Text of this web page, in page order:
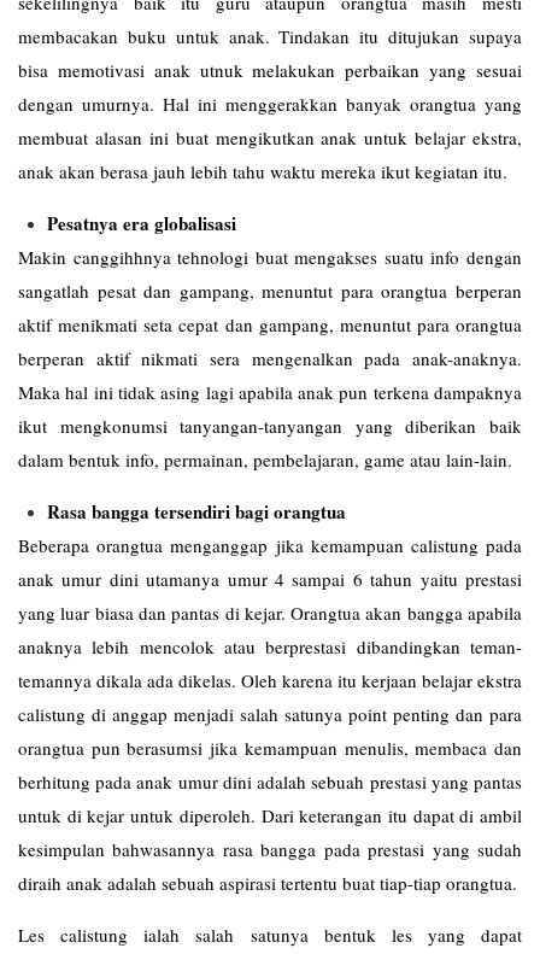
membacakan buku untuk anak. Tindakan itu ditujukan supaya
bisa memotivasi anak utnuk melakukan perbaikan yang sesuai
dengan umurnya. Hal ini menggerakkan banyak orangtua yang
membuat alasan ini buat mengikutkan anak untuk belajar ekstra,
anak akan berasa jauh lebih tahu waktu mereka ikut kegiatan itu.
Pesatnya era globalisasi
Makin canggihhnya tehnologi buat mengakses suatu info dengan
sangatlah pesat dan gampang, menuntut para orangtua berperan
aktif menikmati seta cepat dan gampang, menuntut para orangtua
berperan aktif nikmati sera mengenalkan pada anak-anaknya.
Maka hal ini tidak asing lagi apabila anak pun terkena dampaknya
ikut mengkonumsi tanyangan-tanyangan yang diberikan baik
dalam bentuk info, permainan, pembelajaran, game atau lain-lain.
Rasa bangga tersendiri bagi orangtua
Beberapa orangtua menganggap jika kemampuan calistung pada
anak umur dini utamanya umur 4 sampai 6 tahun yaitu prestasi
yang luar biasa dan pantas di kejar. Orangtua akan bangga apabila
anaknya lebih mencolok atau berprestasi dibandingkan teman-
temannya dikala ada dikelas. Oleh karena itu kerjaan belajar ekstra
calistung di anggap menjadi salah satunya point penting dan para
orangtua pun berasumsi jika kemampuan menulis, membaca dan
berhitung pada anak umur dini adalah sebuah prestasi yang pantas
untuk di kejar untuk diperoleh. Dari keterangan itu dapat di ambil
kesimpulan bahwasannya rasa bangga pada prestasi yang sudah
diraih anak adalah sebuah aspirasi tertentu buat tiap-tiap orangtua.
Lescalistung ialah salah satunya bentuk les yang dapat